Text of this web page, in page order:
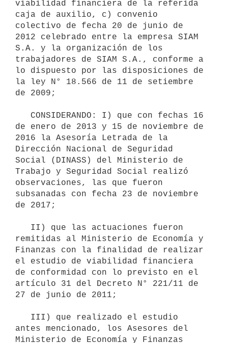
viabilidad financiera de la referida
caja de auxilio, c) convenio
colectivo de fecha 20 de junio de
2012 celebrado entre la empresa SIAM
S.A. y la organización de los
trabajadores de SIAM S.A., conforme a
lo dispuesto por las disposiciones de
la ley N° 18.566 de 11 de setiembre
de 2009;
de enero de 2013 y 15 de noviembre de
2016 la Asesoría Letrada de la
Dirección Nacional de Seguridad
Social (DINASS) del Ministerio de
Trabajo y Seguridad Social realizó
observaciones, las que fueron
subsanadas con fecha 23 de noviembre
de 2017;
remitidas al Ministerio de Economía y
Finanzas con la finalidad de realizar
el estudio de viabilidad financiera
de conformidad con lo previsto en el
artículo 31 del Decreto N° 221/11 de
27 de junio de 2011;
antes mencionado, los Asesores del
Ministerio de Economía y Finanzas